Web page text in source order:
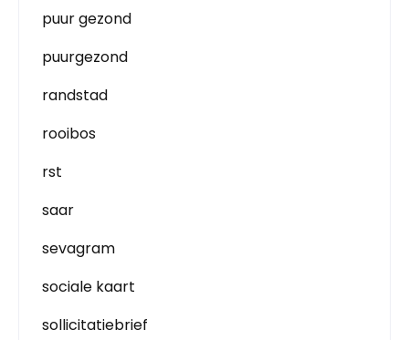
puur gezond
puurgezond
randstad
rooibos
rst
saar
sevagram
sociale kaart
sollicitatiebrief